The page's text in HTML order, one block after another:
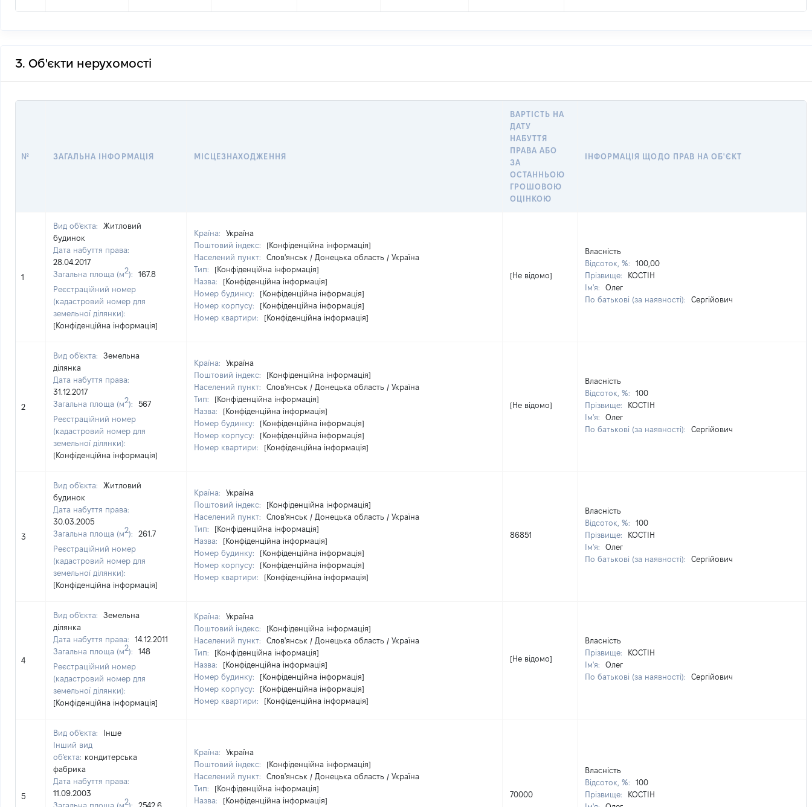
3. Об'єкти нерухомості
№ ЗАГАЛЬНА ІНФОРМАЦІЯ МІСЦЕЗНАХОДЖЕННЯ
ВАРТІСТЬ НА
ДАТУ
НАБУТТЯ
ПРАВА АБО
ЗА
ОСТАННЬОЮ
ГРОШОВОЮ
ОЦІНКОЮ
ІНФОРМАЦІЯ ЩОДО ПРАВ НА ОБ'ЄКТ
1
Вид об'єкта:
Житловий
будинок
Дата набуття права:
28.04.2017
Загальна площа (м2):
167.8
Реєстраційний номер
(кадастровий номер для
земельної ділянки):
[Конфіденційна інформація]
Країна:
Україна
Поштовий індекс:
[Конфіденційна інформація]
Населений пункт:
Слов'янськ / Донецька область / Україна
Тип:
[Конфіденційна інформація]
Назва:
[Конфіденційна інформація]
Номер будинку:
[Конфіденційна інформація]
Номер корпусу:
[Конфіденційна інформація]
Номер квартири:
[Конфіденційна інформація]
[Не відомо]
Власність
Відсоток, %:
100,00
Прізвище:
КОСТІН
Ім'я:
Олег
По батькові (за наявності):
Сергійович
2
Вид об'єкта:
Земельна
ділянка
Дата набуття права:
31.12.2017
Загальна площа (м2):
567
Реєстраційний номер
(кадастровий номер для
земельної ділянки):
[Конфіденційна інформація]
Країна:
Україна
Поштовий індекс:
[Конфіденційна інформація]
Населений пункт:
Слов'янськ / Донецька область / Україна
Тип:
[Конфіденційна інформація]
Назва:
[Конфіденційна інформація]
Номер будинку:
[Конфіденційна інформація]
Номер корпусу:
[Конфіденційна інформація]
Номер квартири:
[Конфіденційна інформація]
[Не відомо]
Власність
Відсоток, %:
100
Прізвище:
КОСТІН
Ім'я:
Олег
По батькові (за наявності):
Сергійович
3
Вид об'єкта:
Житловий
будинок
Дата набуття права:
30.03.2005
Загальна площа (м2):
261.7
Реєстраційний номер
(кадастровий номер для
земельної ділянки):
[Конфіденційна інформація]
Країна:
Україна
Поштовий індекс:
[Конфіденційна інформація]
Населений пункт:
Слов'янськ / Донецька область / Україна
Тип:
[Конфіденційна інформація]
Назва:
[Конфіденційна інформація]
Номер будинку:
[Конфіденційна інформація]
Номер корпусу:
[Конфіденційна інформація]
Номер квартири:
[Конфіденційна інформація]
86851
Власність
Відсоток, %:
100
Прізвище:
КОСТІН
Ім'я:
Олег
По батькові (за наявності):
Сергійович
4
Вид об'єкта:
Земельна
ділянка
Дата набуття права:
14.12.2011
Загальна площа (м2):
148
Реєстраційний номер
(кадастровий номер для
земельної ділянки):
[Конфіденційна інформація]
Країна:
Україна
Поштовий індекс:
[Конфіденційна інформація]
Населений пункт:
Слов'янськ / Донецька область / Україна
Тип:
[Конфіденційна інформація]
Назва:
[Конфіденційна інформація]
Номер будинку:
[Конфіденційна інформація]
Номер корпусу:
[Конфіденційна інформація]
Номер квартири:
[Конфіденційна інформація]
[Не відомо]
Власність
Прізвище:
КОСТІН
Ім'я:
Олег
По батькові (за наявності):
Сергійович
5
Вид об'єкта:
Інше
Інший вид
об'єкта: кондитерська
фабрика
Дата набуття права:
11.09.2003
Загальна площа (м2): 2542,6
Країна:
Україна
Поштовий індекс:
[Конфіденційна інформація]
Населений пункт:
Слов'янськ / Донецька область / Україна
Тип:
[Конфіденційна інформація]
Назва:
[Конфіденційна інформація]
70000
Власність
Відсоток, %:
100
Прізвище:
КОСТІН